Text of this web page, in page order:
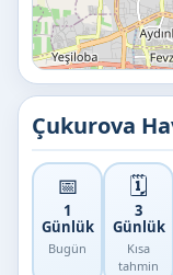
Çukurova
📅
1
Günlük
Bugün
🗓️
3
Günlük
Kısa
tahmin